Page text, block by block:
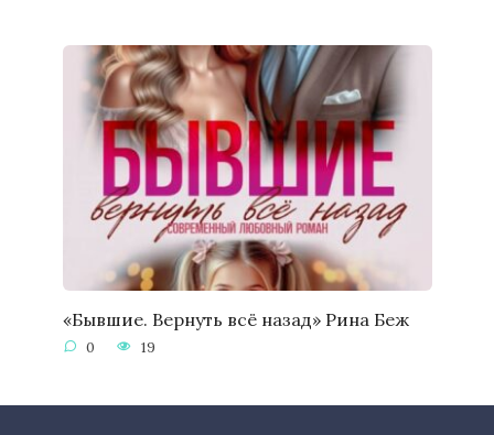
«Бывшие. Вернуть всё назад» Рина Беж
0 19